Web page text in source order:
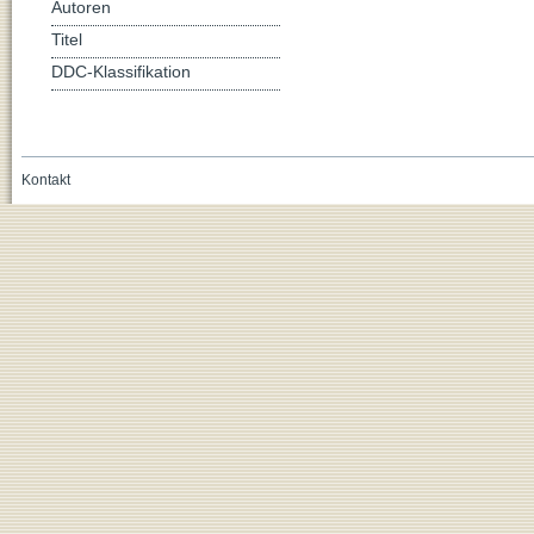
Autoren
Titel
DDC-Klassifikation
Kontakt